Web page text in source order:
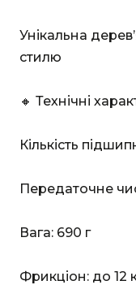
Унікальна
стилю
🔸 Технічні
Кількість
Передаточне
Вага: 690 г
Фрикціон: до 12